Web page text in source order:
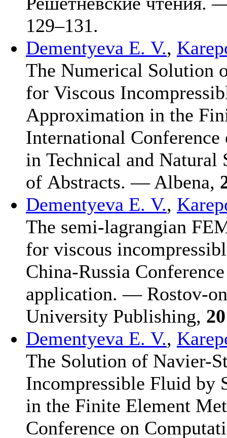
129–131.
Dementyeva E. V.,
The Numerical Solution
for Viscous
Approximation in the
International
in Technical and
of Abstracts. — Albena,
Dementyeva E. V.,
The semi-lagrangian
for viscous
China-Russia
application. — Rostov-
University Publishing,
Dementyeva E. V.,
The Solution of Navier-
Incompressible Fluid by
in the Finite Element
Conference on